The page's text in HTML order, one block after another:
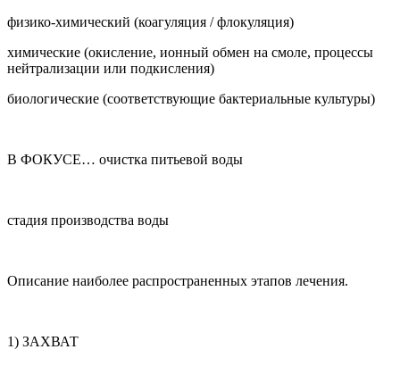
физико-химический (коагуляция / флокуляция)
химические (окисление, ионный обмен на смоле, процессы
нейтрализации или подкисления)
биологические (соответствующие бактериальные культуры)
В ФОКУСЕ… очистка питьевой воды
стадия производства воды
Описание наиболее распространенных этапов лечения.
1) ЗАХВАТ